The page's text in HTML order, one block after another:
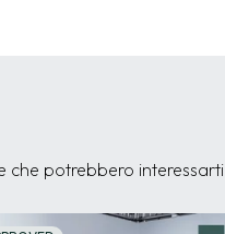
che potrebbero interessarti